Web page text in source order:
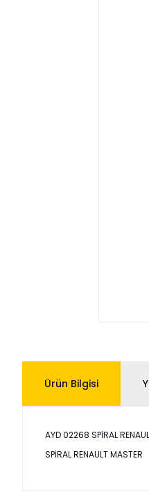
Ürün Bilgisi
AYD 02268 SPİRAL
SPİRAL RENAULT MASTER